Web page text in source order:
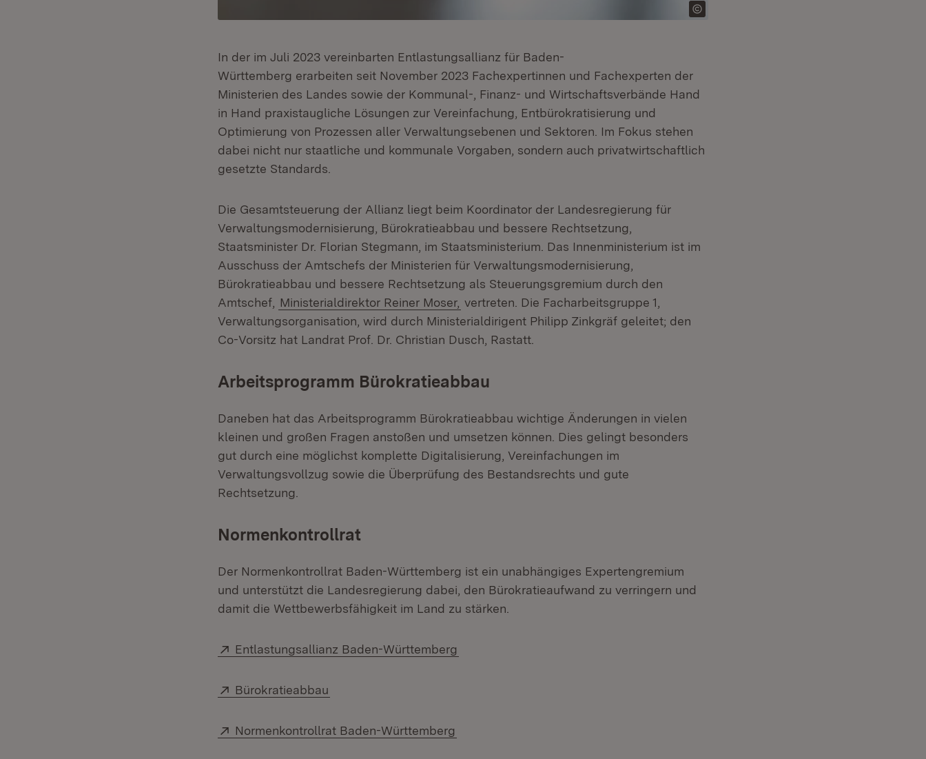
In der im Juli 2023 vereinbarten Entlastungsallianz für Baden-
Württemberg erarbeiten seit November 2023 Fachexpertinnen und Fachexperten der
Ministerien des Landes sowie der Kommunal-, Finanz- und Wirtschaftsverbände Hand
in Hand praxistaugliche Lösungen zur Vereinfachung, Entbürokratisierung und
Optimierung von Prozessen aller Verwaltungsebenen und Sektoren. Im Fokus stehen
dabei nicht nur staatliche und kommunale Vorgaben, sondern auch privatwirtschaftlich
gesetzte Standards.
Die Gesamtsteuerung der Allianz liegt beim Koordinator der Landesregierung für
Verwaltungsmodernisierung, Bürokratieabbau und bessere Rechtsetzung,
Staatsminister Dr. Florian Stegmann, im Staatsministerium. Das Innenministerium ist im
Ausschuss der Amtschefs der Ministerien für Verwaltungsmodernisierung,
Bürokratieabbau und bessere Rechtsetzung als Steuerungsgremium durch den
Amtschef, Ministerialdirektor Reiner Moser, vertreten. Die Facharbeitsgruppe 1,
Verwaltungsorganisation, wird durch Ministerialdirigent Philipp Zinkgräf geleitet; den
Co-Vorsitz hat Landrat Prof. Dr. Christian Dusch, Rastatt.
Arbeitsprogramm Bürokratieabbau
Daneben hat das Arbeitsprogramm Bürokratieabbau wichtige Änderungen in vielen
kleinen und großen Fragen anstoßen und umsetzen können. Dies gelingt besonders
gut durch eine möglichst komplette Digitalisierung, Vereinfachungen im
Verwaltungsvollzug sowie die Überprüfung des Bestandsrechts und gute
Rechtsetzung.
Normenkontrollrat
Der Normenkontrollrat Baden-Württemberg ist ein unabhängiges Expertengremium
und unterstützt die Landesregierung dabei, den Bürokratieaufwand zu verringern und
damit die Wettbewerbsfähigkeit im Land zu stärken.
Extern:
Entlastungsallianz Baden-Württemberg
Extern:
Bürokratieabbau
Extern:
Normenkontrollrat Baden-Württemberg